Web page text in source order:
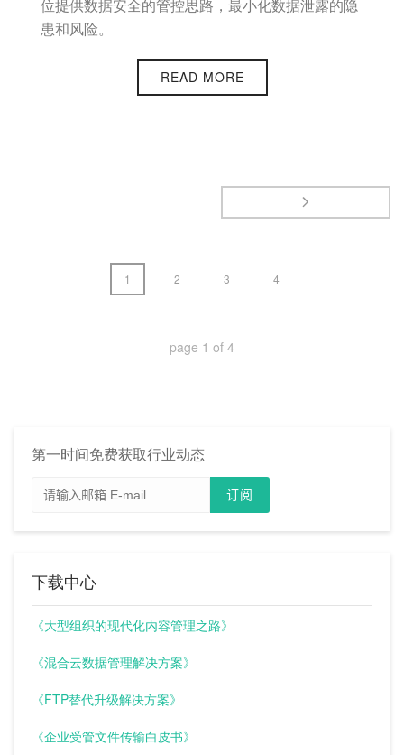
位提供数据安全的管控思路，最小化数据泄露的隐
患和风险。
READ MORE
1 2 3 4
page 1 of 4
第一时间免费获取行业动态
下载中心
《大型组织的现代化内容管理之路》
《混合云数据管理解决方案》
《FTP替代升级解决方案》
《企业受管文件传输白皮书》